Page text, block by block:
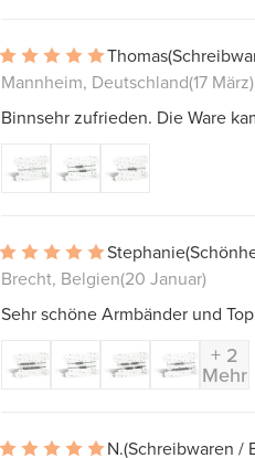
Thomas
Mannheim, Deutschland(17 März)
Binnsehr zufrieden. Die Ware
Stephanie
Brecht, Belgien(20 Januar)
Sehr schöne Armbänder und
+ 2
Mehr
N.(Schreibwaren /